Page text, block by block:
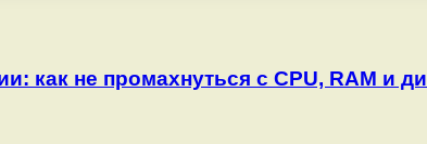
как не промахнуться с CPU, RAM и